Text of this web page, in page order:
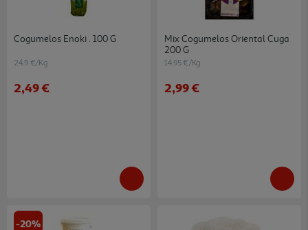
Cogumelos Enoki . 100 G
24.9 €/Kg
2,49 €
Mix Cogumelos Oriental Cuga
200 G
14.95 €/Kg
2,99 €
-20%